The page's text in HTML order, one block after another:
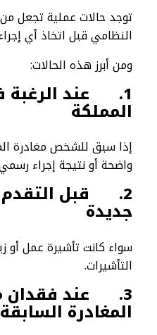
توجد حالات عملية تجعل
النظامي قبل اتخاذ أي
ومن أبرز هذه الحالات:
1. عند
المملكة
إذا سبق للشخص مغادرة
واضحة أو نتيجة إجراء
2. قبل
جديدة
سواء كانت تأشيرة عمل أو
التأشيرات.
3. عند
المغادرة السابقة